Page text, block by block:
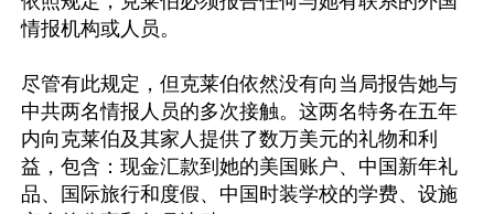
情报机构或人员。
尽管有此规定，但克莱伯依然没有向当局报告她与
中共两名情报人员的多次接触。这两名特务在五年
内向克莱伯及其家人提供了数万美元的礼物和利
益，包含：现金汇款到她的美国账户、中国新年礼
品、国际旅行和度假、中国时装学校的学费、设施